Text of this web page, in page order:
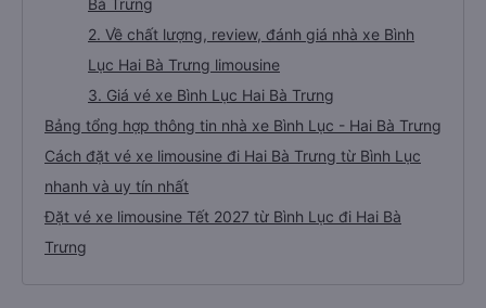
Bà Trưng
2. Về chất lượng, review, đánh giá nhà xe Bình
Lục Hai Bà Trưng limousine
3. Giá vé xe Bình Lục Hai Bà Trưng
Bảng tổng hợp thông tin nhà xe Bình Lục - Hai Bà Trưng
Cách đặt vé xe limousine đi Hai Bà Trưng từ Bình Lục
nhanh và uy tín nhất
Đặt vé xe limousine Tết 2027 từ Bình Lục đi Hai Bà
Trưng